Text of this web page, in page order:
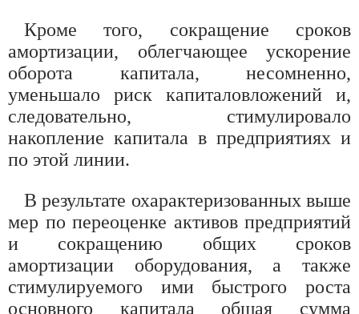
Кроме того, сокращение сроков
амортизации, облегчающее ускорение
оборота капитала, несомненно,
уменьшало риск капиталовложений и,
следовательно, стимулировало
накопление капитала в предприятиях и
по этой линии.
В результате охарактеризованных выше
мер по переоценке активов предприятий
и сокращению общих сроков
амортизации оборудования, а также
стимулируемого ими быстрого роста
основного капитала общая сумма